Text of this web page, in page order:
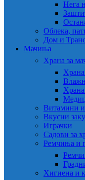
Нега
Облека,
Дом и
Мачиња
Храна за
Храна
Храна
Витамини
Вкусни
Играчки
Садови за
Ремчиња и
Хигиена и